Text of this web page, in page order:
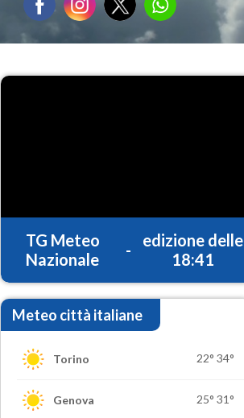
TG Meteo
Nazionale
-
edizione delle
18:41
Meteo città italiane
Torino 22° 34°
Genova 25° 31°